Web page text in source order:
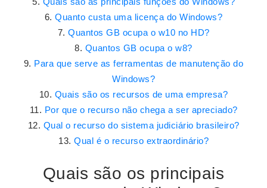
Quanto custa uma licença do Windows?
Quantos GB ocupa o w10 no HD?
Quantos GB ocupa o w8?
Para que serve as ferramentas de manutenção do
Windows?
Quais são os recursos de uma empresa?
Por que o recurso não chega a ser apreciado?
Qual o recurso do sistema judiciário brasileiro?
Qual é o recurso extraordinário?
Quais são os principais